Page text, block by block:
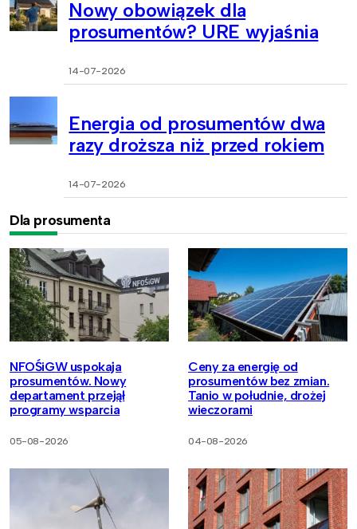
Nowy obowiązek dla
prosumentów? URE wyjaśnia
14-07-2026
Energia od prosumentów dwa
razy droższa niż przed rokiem
14-07-2026
Dla prosumenta
NFOŚiGW uspokaja
prosumentów. Nowy
departament przejął
programy wsparcia
05-08-2026
Ceny za energię od
prosumentów bez zmian.
Tanio w południe, drożej
wieczorami
04-08-2026